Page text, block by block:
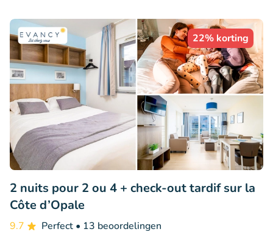
22% korting
2 nuits pour 2 ou 4 + check-out tardif sur la
Côte d’Opale
9.7 Perfect • 13 beoordelingen